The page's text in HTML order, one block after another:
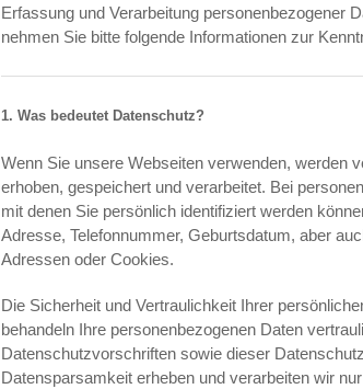
Erfassung und Verarbeitung personenbezogener
nehmen Sie bitte folgende Informationen zur
1. Was bedeutet Datenschutz?
Wenn Sie unsere Webseiten verwenden, werden
erhoben, gespeichert und verarbeitet. Bei
mit denen Sie persönlich identifiziert werden
Adresse, Telefonnummer, Geburtsdatum, aber
Adressen oder Cookies.
Die Sicherheit und Vertraulichkeit Ihrer
behandeln Ihre personenbezogenen Daten
Datenschutzvorschriften sowie dieser
Datensparsamkeit erheben und verarbeiten wir